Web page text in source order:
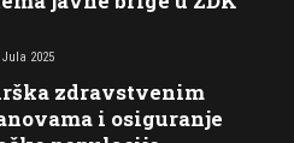
Jula 2025
zdravstvenim
i osiguranje